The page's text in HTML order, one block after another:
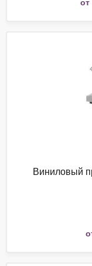
Виниловый